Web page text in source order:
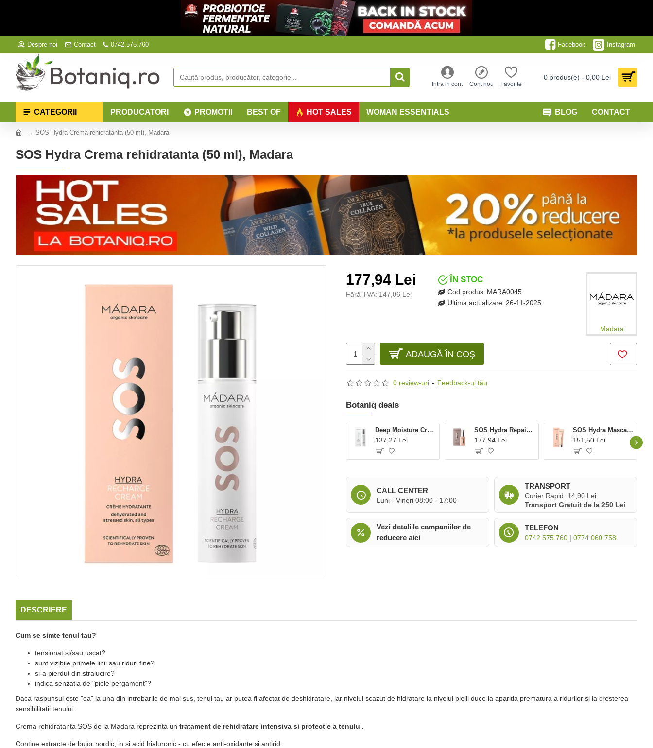
Despre noi Contact 0742.575.760 Facebook Instagram
Intra in cont Cont nou Favorite
0 produs(e) - 0,00 Lei
CATEGORII PRODUCATORI PROMOTII BEST OF HOT SALES WOMAN ESSENTIALS BLOG CONTACT
SOS Hydra Crema rehidratanta (50 ml), Madara
SOS Hydra Crema rehidratanta (50 ml), Madara
0 review-uri - Feedback-ul tău
177,94 Lei
Fără TVA: 147,06 Lei
ÎN STOC
Cod produs: MARA0045
Ultima actualizare: 26-11-2025
Madara
ADAUGĂ ÎN COŞ
CALL CENTER
Luni - Vineri 08:00 - 17:00
TRANSPORT
Curier Rapid: 14,90 Lei
Transport Gratuit de la 250 Lei
Vezi detaliile campaniilor de
reducere aici
TELEFON
0742.575.760| 0774.060.758
Botaniq deals
Deep Moisture Crema nutritiva pentru ten uscat (50 ml), Madara
137,27 Lei
SOS Hydra Repair Ser intensiv (30 ml), Madara
177,94 Lei
SOS Hydra Masca hidratanta si iluminatoare (60 ml), Madara
151,50 Lei
DESCRIERE
Cum se simte tenul tau?
tensionat si/sau uscat?
sunt vizibile primele linii sau riduri fine?
si-a pierdut din stralucire?
indica senzatia de "piele pergament"?
Daca raspunsul este "da" la una din intrebarile de mai sus, tenul tau ar putea fi afectat de deshidratare, iar nivelul scazut de hidratare la nivelul pielii duce la aparitia prematura a ridurilor si la cresterea
sensibilitatii tenului.
Crema rehidratanta SOS de la Madara reprezinta un tratament de rehidratare intensiva si protectie a tenului.
Contine extracte de bujor nordic, in si acid hialuronic - cu efecte anti-oxidante si antirid.